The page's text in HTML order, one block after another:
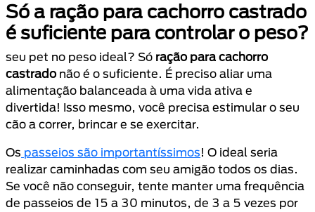
Só a ração para cachorro castrado
é suficiente para controlar o peso?
seu pet no peso ideal? Só ração para cachorro
castradonão é o suficiente. É preciso aliar uma
alimentação balanceada à uma vida ativa e
divertida! Isso mesmo, você precisa estimular o seu
cão a correr, brincar e se exercitar.
Os passeios são importantíssimos! O ideal seria
realizar caminhadas com seu amigão todos os dias.
Se você não conseguir, tente manter uma frequência
de passeios de 15 a 30 minutos, de 3 a 5 vezes por